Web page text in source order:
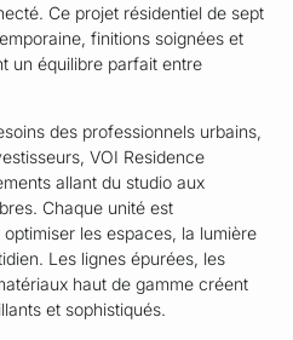
Ce projet résidentiel de sept
finitions soignées et
un équilibre parfait entre
des professionnels urbains,
VOI Residence
allant du studio aux
Chaque unité est
les espaces, la lumière
Les lignes épurées, les
haut de gamme créent
et sophistiqués.